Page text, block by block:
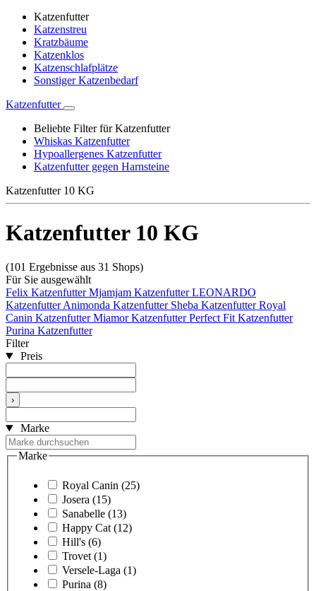
Katzenfutter
Katzenstreu
Kratzbäume
Katzenklos
Katzenschlafplätze
Sonstiger Katzenbedarf
Katzenfutter
Beliebte Filter für Katzenfutter
Whiskas Katzenfutter
Hypoallergenes Katzenfutter
Katzenfutter gegen Harnsteine
Katzenfutter 10 KG
Katzenfutter 10 KG
(101 Ergebnisse aus 31 Shops)
Für Sie ausgewählt
Felix KatzenfutterMjamjam KatzenfutterLEONARDO
KatzenfutterAnimonda Katzenfutter Sheba KatzenfutterRoyal
Canin KatzenfutterMiamor KatzenfutterPerfect Fit Katzenfutter
Purina Katzenfutter
Filter
Preis
›
Marke
Marke
Royal Canin (25)
Josera (15)
Sanabelle (13)
Happy Cat (12)
Hill's (6)
Trovet (1)
Versele-Laga (1)
Purina (8)